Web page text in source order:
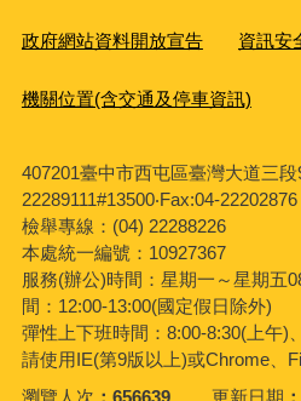
政府網站資料開放宣告 資訊安
機關位置(含交通及停車資訊)
407201臺中市西屯區臺灣大道三
22289111#13500‧Fax:04-22202876
檢舉專線：(04) 22288226
本處統一編號：10927367
服務(辦公)時間：星期一～星期五
間：12:00-13:00(國定假日除外)
彈性上下班時間：8:00-8:30(上午)
請使用IE(第9版以上)或Chrome、